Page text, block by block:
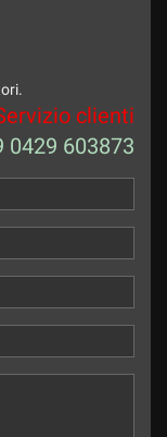
clienti
0429 603873